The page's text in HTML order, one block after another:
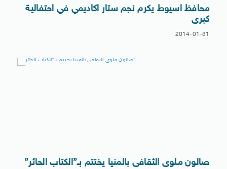
محافظ اسيوط يكرم نجم ستار اكاديمي في احتفالية
كبرى
2014-01-31
صالون ملوى الثقافى بالمنيا يختتم بـ”الكتاب الحائر”